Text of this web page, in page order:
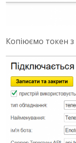
Копіюємо токен з